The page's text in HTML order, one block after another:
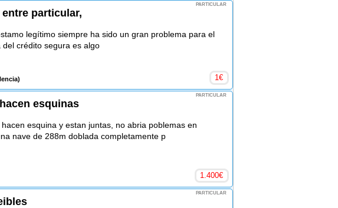
PARTICULAR
particular,
legítimo siempre ha sido un gran problema para el
del crédito segura es algo
1€
PARTICULAR
esquinas
esquina y estan juntas, no abria poblemas en
nave de 288m doblada completamente p
1.400€
PARTICULAR